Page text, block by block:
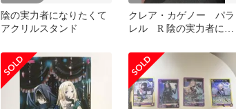
陰の実力者になりたくて
アクリルスタンド
クレア・カゲノー パラ
レル R 陰の実力者にな